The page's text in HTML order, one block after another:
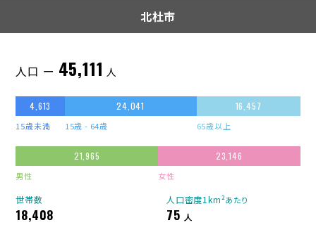
北杜市
人口 ー 45,111 人
4,613
15歳未満
24,041
15歳 - 64歳
16,457
65歳以上
21,965
男性
23,146
女性
世帯数
18,408
人口密度1km²あたり
75 人